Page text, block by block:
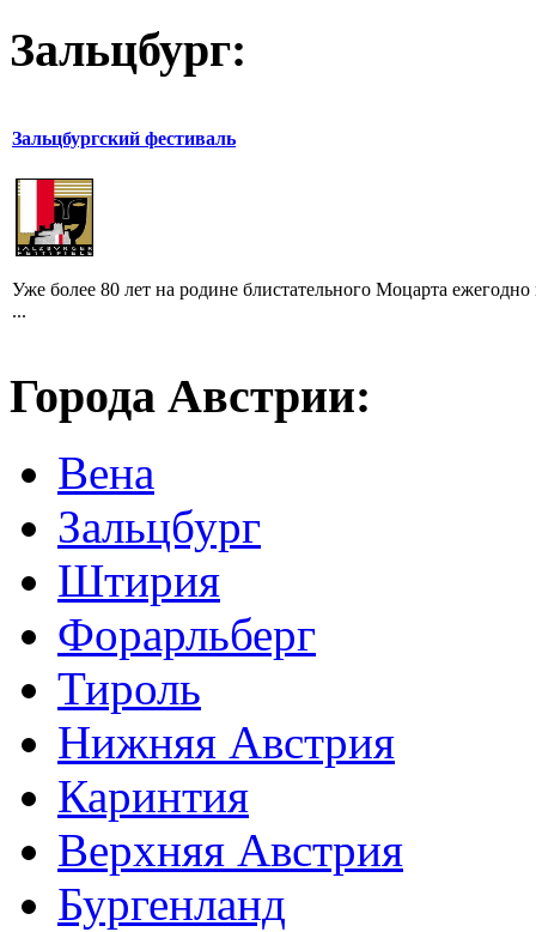
Зальцбург:
Зальцбургcкий фестиваль
Уже более 80 лет на родине блистательного Моцарта
...
Города Австрии:
Вена
Зальцбург
Штирия
Форарльберг
Тироль
Нижняя Австрия
Каринтия
Верхняя Австрия
Бургенланд